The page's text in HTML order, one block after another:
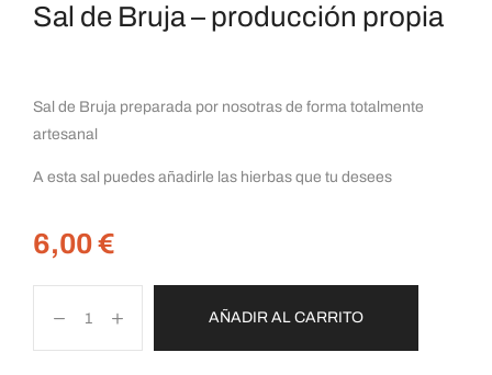
Sal de Bruja – producción propia
Sal de Bruja preparada por nosotras de forma totalmente
artesanal
A esta sal puedes añadirle las hierbas que tu desees
6,00€
AÑADIR AL CARRITO